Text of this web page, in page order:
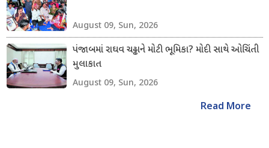
August 09, Sun, 2026
પંજાબમાં રાઘવ ચઢ્ઢાને મોટી ભૂમિકા? મોદી સાથે ઓચિંતી
મુલાકાત
August 09, Sun, 2026
Read More